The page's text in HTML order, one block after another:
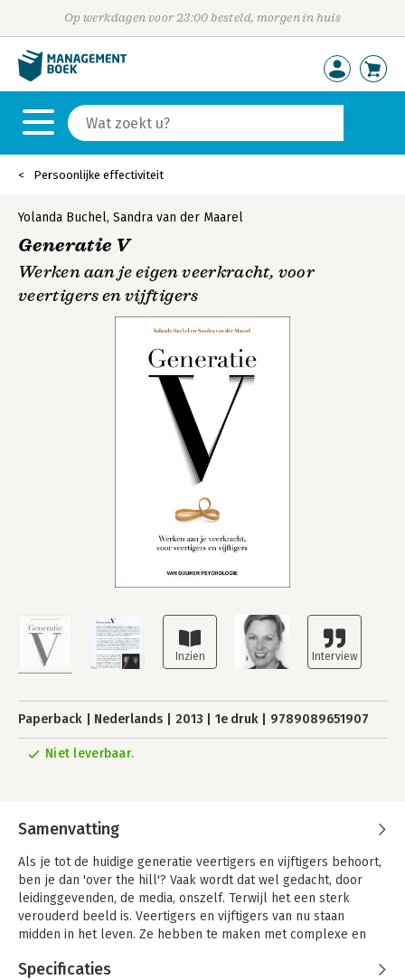
Op werkdagen voor 23:00 besteld, morgen in huis
Persoonlijke effectiviteit
Yolanda Buchel, Sandra van der Maarel
Generatie V
Werken aan je eigen veerkracht, voor
veertigers en vijftigers
Paperback Nederlands 2013 1e druk 9789089651907
Niet leverbaar.
Samenvatting
Als je tot de huidige generatie veertigers en vijftigers behoort,
ben je dan 'over the hill'? Vaak wordt dat wel gedacht, door
leidinggevenden, de media, onszelf. Terwijl het een sterk
verouderd beeld is. Veertigers en vijftigers van nu staan
midden in het leven. Ze hebben te maken met complexe en
moet, maar hoe.
Specificaties